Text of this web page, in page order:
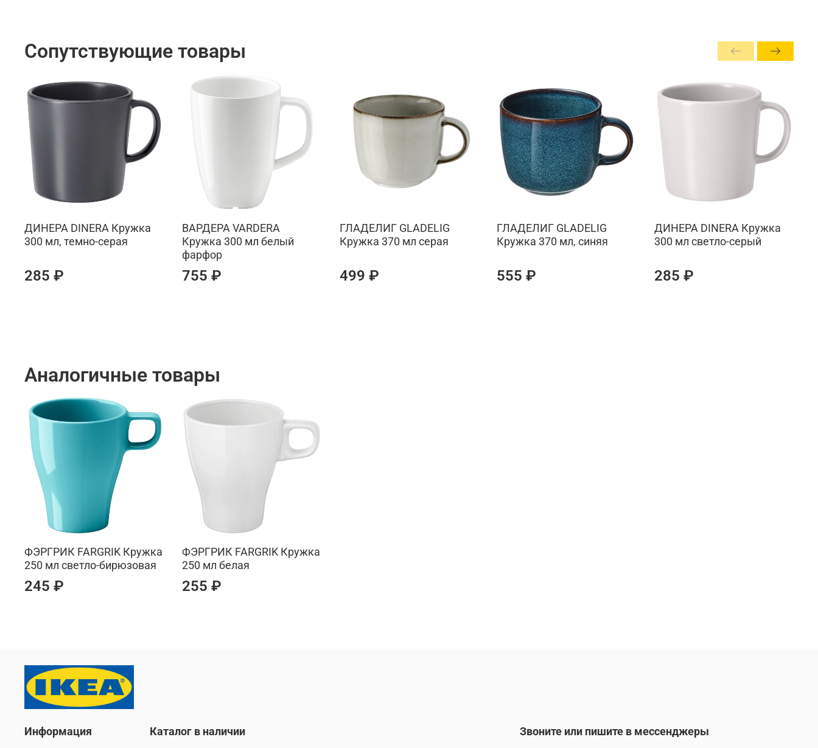
Сопутствующие товары
ДИНЕРА DINERA Кружка
300 мл, темно-серая
285 ₽
ВАРДЕРА VARDERA
Кружка 300 мл белый
фарфор
755 ₽
ГЛАДЕЛИГ GLADELIG
Кружка 370 мл серая
499 ₽
ГЛАДЕЛИГ GLADELIG
Кружка 370 мл, синяя
555 ₽
ДИНЕРА DINERA Кружка
300 мл светло-серый
285 ₽
Аналогичные товары
ФЭРГРИК FARGRIK Кружка
250 мл светло-бирюзовая
245 ₽
ФЭРГРИК FARGRIK Кружка
250 мл белая
255 ₽
Информация Каталог в наличии Звоните или пишите в мессенджеры